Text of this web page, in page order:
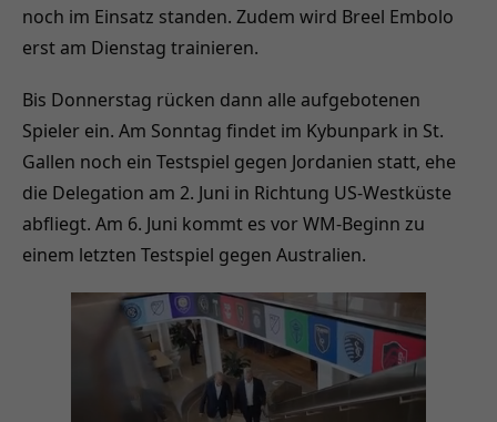
noch im Einsatz standen. Zudem wird Breel Embolo
erst am Dienstag trainieren.
Bis Donnerstag rücken dann alle aufgebotenen
Spieler ein. Am Sonntag findet im Kybunpark in St.
Gallen noch ein Testspiel gegen Jordanien statt, ehe
die Delegation am 2. Juni in Richtung US-Westküste
abfliegt. Am 6. Juni kommt es vor WM-Beginn zu
einem letzten Testspiel gegen Australien.